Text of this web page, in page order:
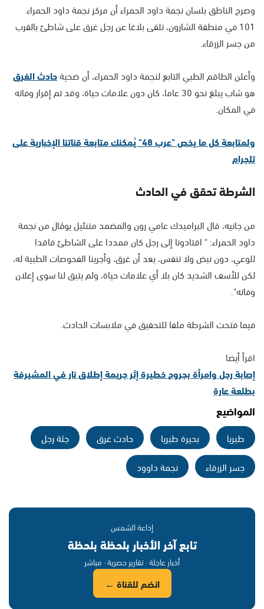
وصرح الناطق بلسان نجمة داود الحمراء أن مركز نجمة داود الحمراء
101 في منطقة الشارون، تلقى بلاغا عن رجل غرق على شاطئ بالقرب
من جسر الزرقاء.
وأعلن الطاقم الطبي التابع لنجمة داود الحمراء، أن ضحيةحادث الغرق
هو شاب يبلغ نحو 30 عاما، كان دون علامات حياة، وقد تم إقرار وفاته
في المكان.
ولمتابعة كل ما يخص "عرب 48" يُمكنك متابعة قناتنا الإخبارية على
تلجرام
الشرطة تحقق في الحادث
من جانيه، قال البراميدك عامي رون والمضمد متنئيل يوڤال من نجمة
داود الحمراء: " اقتادونا إلى رجل كان ممددا على الشاطئ فاقدا
للوعي، دون نبض ولا تنفس، بعد أن غرق، وأجرينا الفحوصات الطبية له،
لكن للأسف الشديد كان بلا أي علامات حياة، ولم يتبق لنا سوى إعلان
وفاته".
فيما فتحت الشرطة ملفا للتحقيق في ملابسات الحادث.
اقرأ أيضا
إصابة رجل وامرأة بجروح خطيرة إثر جريمة إطلاق نار في المشيرفة
بطلعة عارة
المواضيع
طبريا بحيرة طبريا حادث غرق
جثة رجل
جسر الزرقاء
نجمة داوود
إذاعة الشمس
تابع آخر الأخبار بلحظة بلحظة
أخبار عاجلة · تقارير حصرية · مباشر
انضم للقناة ←